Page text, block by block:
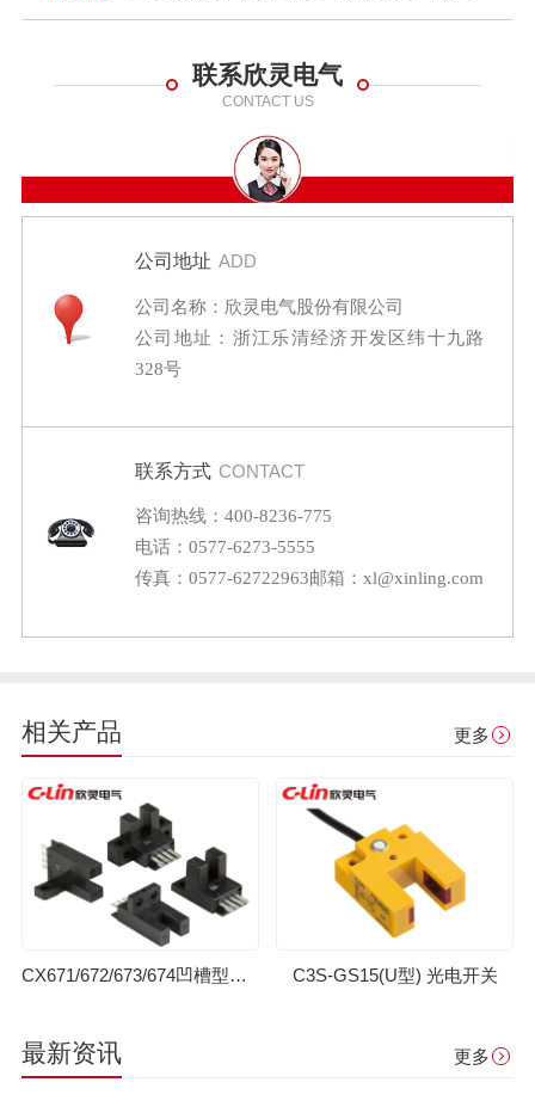
联系欣灵电气
CONTACT US
公司地址 ADD
公司名称：欣灵电气股份有限公司
公司地址：浙江乐清经济开发区纬十九路
328号
联系方式 CONTACT
咨询热线：400-8236-775
电话：0577-6273-5555
传真：0577-62722963邮箱：xl@xinling.com
相关产品 更多
CX671/672/673/674凹槽型接插件式光电开关 C3S-GS15(U型) 光电开关
最新资讯 更多